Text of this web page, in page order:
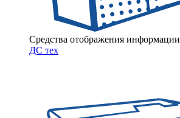
Средства отображения информации
ДC тех